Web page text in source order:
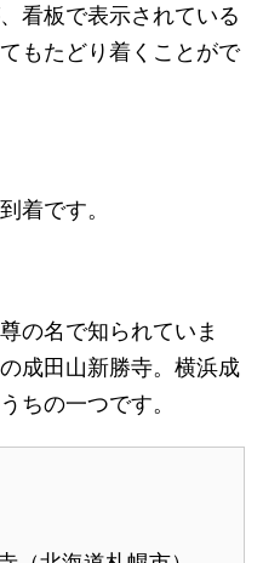
看板で表示されている
もたどり着くことがで
着です。
の名で知られていま
成田山新勝寺。横浜成
ちの一つです。